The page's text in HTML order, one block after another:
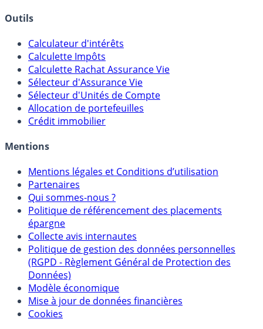
Outils
Calculateur d'intérêts
Calculette Impôts
Calculette Rachat Assurance Vie
Sélecteur d'Assurance Vie
Sélecteur d'Unités de Compte
Allocation de portefeuilles
Crédit immobilier
Mentions
Mentions légales et Conditions d’utilisation
Partenaires
Qui sommes-nous ?
Politique de référencement des placements
épargne
Collecte avis internautes
Politique de gestion des données personnelles
(RGPD - Règlement Général de Protection des
Données)
Modèle économique
Mise à jour de données financières
Cookies